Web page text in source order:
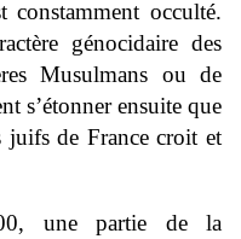
occulté.
génocidaire des
Musulmans ou de
s’étonner ensuite que
juifs de France croit et
une partie de la